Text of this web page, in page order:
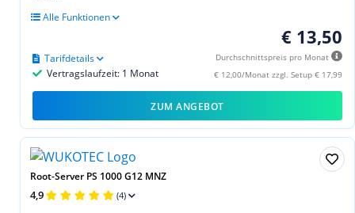
Alle Funktionen
€ 13,50
Durchschnittspreis pro Monat
€ 12,00/Monat zzgl. Setup € 17,99
Vertragslaufzeit: 1 Monat
Tarifdetails
ZUM ANGEBOT
Root-Server PS 1000 G12 MNZ
4,9 (4)